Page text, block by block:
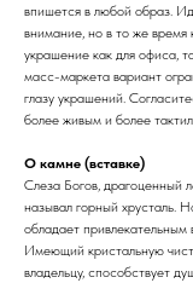
впишется в любой образ.
внимание, но в то же время
украшение как для офиса,
масс-маркета вариант
глазу украшений.
более живым и более
О камне (вставке)
Слеза Богов, драгоценный
называл горный хрусталь.
обладает
Имеющий кристальную
владельцу, способствует